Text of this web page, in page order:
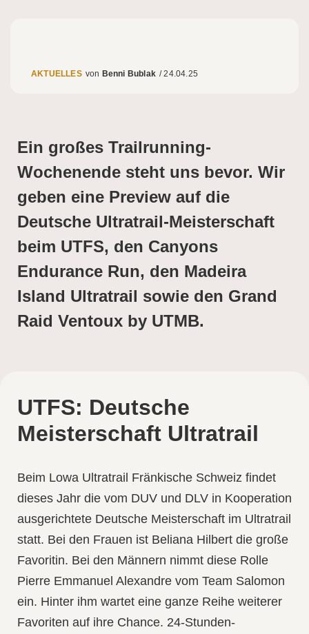
AKTUELLES Benni Bublak / 24.04.25
Ein großes Trailrunning-
Wochenende steht uns bevor. Wir
geben eine Preview auf die
Deutsche Ultratrail-Meisterschaft
beim UTFS, den Canyons
Endurance Run, den Madeira
Island Ultratrail sowie den Grand
Raid Ventoux by UTMB.
UTFS: Deutsche
Meisterschaft Ultratrail
Beim Lowa Ultratrail Fränkische Schweiz findet
dieses Jahr die vom DUV und DLV in Kooperation
ausgerichtete Deutsche Meisterschaft im Ultratrail
statt. Bei den Frauen ist Beliana Hilbert die große
Favoritin. Bei den Männern nimmt diese Rolle
Pierre Emmanuel Alexandre vom Team Salomon
ein. Hinter ihm wartet eine ganze Reihe weiterer
Favoriten auf ihre Chance. 24-Stunden-